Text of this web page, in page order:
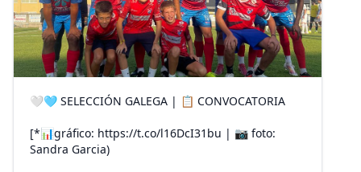
🤍🩵 SELECCIÓN GALEGA | 📋 CONVOCATORIA
[*📊gráfico: https://t.co/l16DcI31bu | 📷 foto:
Sandra Garcia)